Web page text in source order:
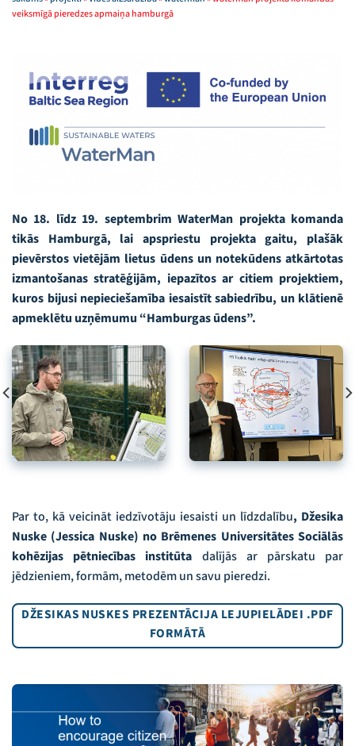
veiksmīgā pieredzes apmaiņa hamburgā
No 18. līdz 19. septembrim WaterMan projekta komanda
tikās Hamburgā, lai apspriestu projekta gaitu, plašāk
pievērstos vietējām lietus ūdens un notekūdens atkārtotas
izmantošanas stratēģijām, iepazītos ar citiem projektiem,
kuros bijusi nepieciešamība iesaistīt sabiedrību, un klātienē
apmeklētu uzņēmumu “Hamburgas ūdens”.
Par to, kā veicināt iedzīvotāju iesaisti un līdzdalību, Džesika
Nuske (Jessica Nuske) no Brēmenes Universitātes Sociālās
kohēzijas pētniecības institūta dalījās ar pārskatu par
jēdzieniem, formām, metodēm un savu pieredzi.
DŽESIKAS NUSKES PREZENTĀCIJA LEJUPIELĀDEI .PDF
FORMĀTĀ